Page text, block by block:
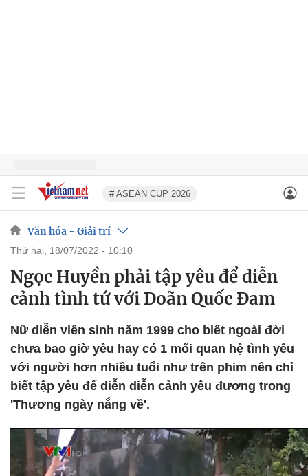
# ASEAN CUP 2026
Văn hóa - Giải trí
thứ hai, 18/07/2022 - 10:10
Ngọc Huyền phải tập yêu để diễn
cảnh tình tứ với Doãn Quốc Đam
Nữ diễn viên sinh năm 1999 cho biết ngoài đời
chưa bao giờ yêu hay có 1 mối quan hệ tình yêu
với người hơn nhiều tuổi như trên phim nên chỉ
biết tập yêu để diễn diễn cảnh yêu đương trong
'Thương ngày nắng về'.